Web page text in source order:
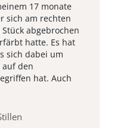
17 monate
sich am rechten
abgebrochen
hatte. Es hat
sich dabei um
den
hat. Auch